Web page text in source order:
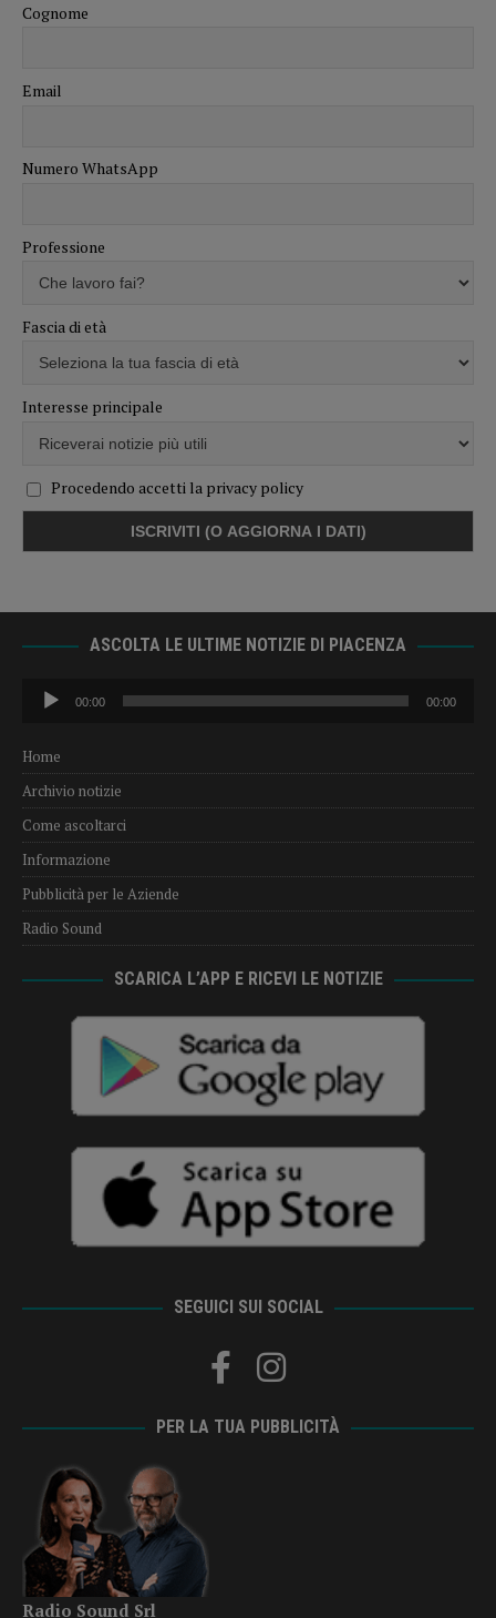
Cognome
Email
Numero WhatsApp
Professione
Fascia di età
Interesse principale
Procedendo accetti la privacy policy
ASCOLTA LE ULTIME NOTIZIE DI PIACENZA
Audio
Player
00:00 00:00
Home
Archivio notizie
Come ascoltarci
Informazione
Pubblicità per le Aziende
Radio Sound
SCARICA L’APP E RICEVI LE NOTIZIE
SEGUICI SUI SOCIAL
PER LA TUA PUBBLICITÀ
Radio Sound Srl